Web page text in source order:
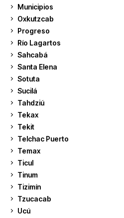
Municipios
Oxkutzcab
Progreso
Río Lagartos
Sahcabá
Santa Elena
Sotuta
Sucilá
Tahdziú
Tekax
Tekit
Telchac Puerto
Temax
Ticul
Tinum
Tizimín
Tzucacab
Ucú